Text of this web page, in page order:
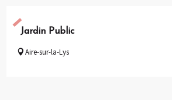
Jardin Public
Aire-sur-la-Lys